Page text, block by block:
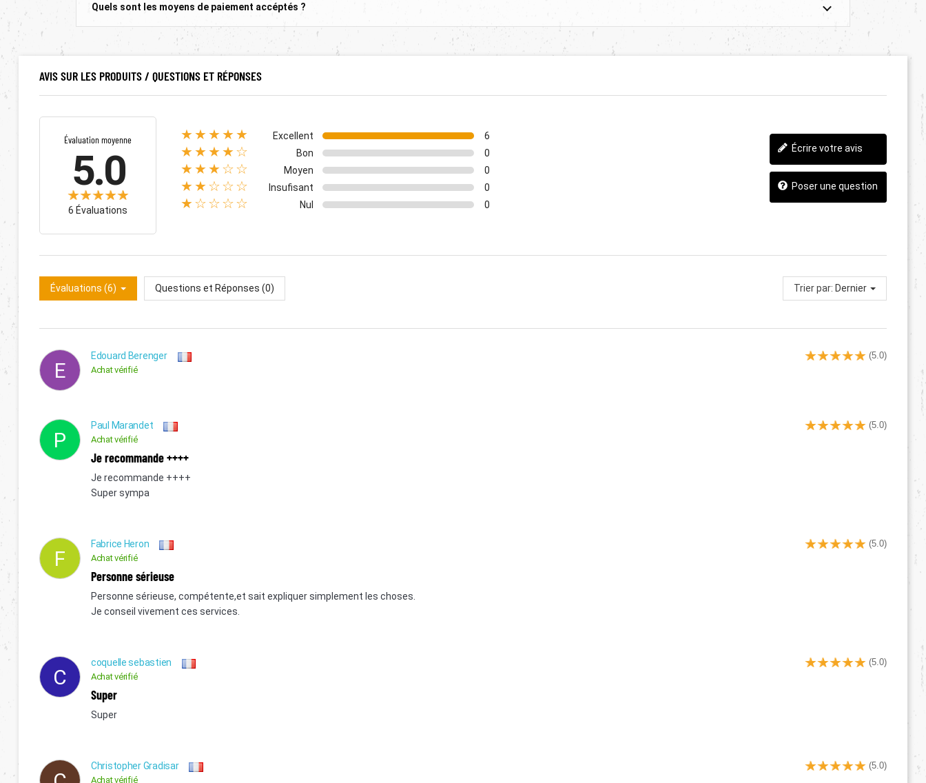
Quels sont les moyens de paiement accéptés ?
AVIS SUR LES PRODUITS / QUESTIONS ET RÉPONSES
Évaluation moyenne
5.0
6 Évaluations
★★★★★ Excellent 6
★★★★☆ Bon 0
★★★☆☆ Moyen 0
★★☆☆☆ Insufisant 0
★☆☆☆☆ Nul 0
Écrire votre avis
Poser une question
Évaluations (6) Questions et Réponses (0) Trier par: Dernier
E
Edouard Berenger
Achat vérifié
(5.0)
P
Paul Marandet
Achat vérifié
(5.0)
Je recommande ++++
Je recommande ++++
Super sympa
F
Fabrice Heron
Achat vérifié
(5.0)
Personne sérieuse
Personne sérieuse, compétente,et sait expliquer simplement les choses.
Je conseil vivement ces services.
C
coquelle sebastien
Achat vérifié
(5.0)
Super
Super
Christopher Gradisar
Achat vérifié
(5.0)